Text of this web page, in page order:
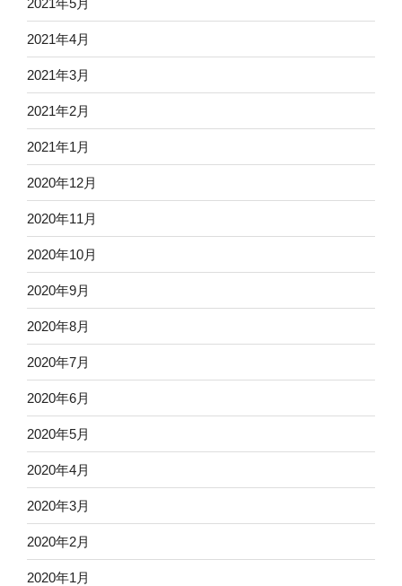
2021年4月
2021年3月
2021年2月
2021年1月
2020年12月
2020年11月
2020年10月
2020年9月
2020年8月
2020年7月
2020年6月
2020年5月
2020年4月
2020年3月
2020年2月
2020年1月